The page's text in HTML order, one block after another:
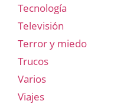
Tecnología
Televisión
Terror y miedo
Trucos
Varios
Viajes